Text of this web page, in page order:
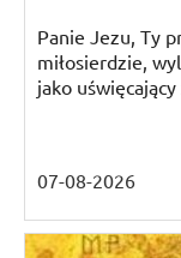
Panie Jezu, Ty
miłosierdzie,
jako
07-08-2026